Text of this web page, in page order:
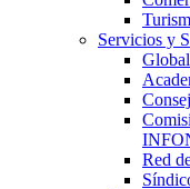
Servicios y
Red